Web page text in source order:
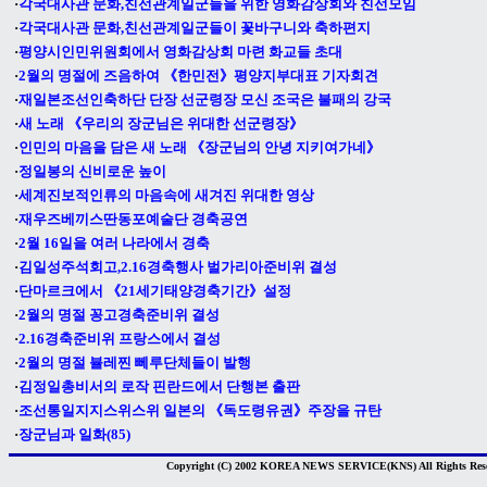
·각국대사관 문화,친선관계일군들을 위한 영화감상회와 친선모임
·각국대사관 문화,친선관계일군들이 꽃바구니와 축하편지
·평양시인민위원회에서 영화감상회 마련 화교들 초대
·2월의 명절에 즈음하여 《한민전》평양지부대표 기자회견
·재일본조선인축하단 단장 선군령장 모신 조국은 불패의 강국
·새 노래 《우리의 장군님은 위대한 선군령장》
·인민의 마음을 담은 새 노래 《장군님의 안녕 지키여가네》
·정일봉의 신비로운 높이
·세계진보적인류의 마음속에 새겨진 위대한 영상
·재우즈베끼스딴동포예술단 경축공연
·2월 16일을 여러 나라에서 경축
·김일성주석회고,2.16경축행사 벌가리아준비위 결성
·단마르크에서 《21세기태양경축기간》설정
·2월의 명절 꽁고경축준비위 결성
·2.16경축준비위 프랑스에서 결성
·2월의 명절 뷸레찐 뻬루단체들이 발행
·김정일총비서의 로작 핀란드에서 단행본 출판
·조선통일지지스위스위 일본의 《독도령유권》주장을 규탄
·장군님과 일화(85)
Copyright (C) 2002 KOREA NEWS SERVICE(KNS) All Rights